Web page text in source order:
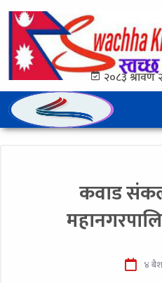
२०८३ श्रावण
कवाड
४